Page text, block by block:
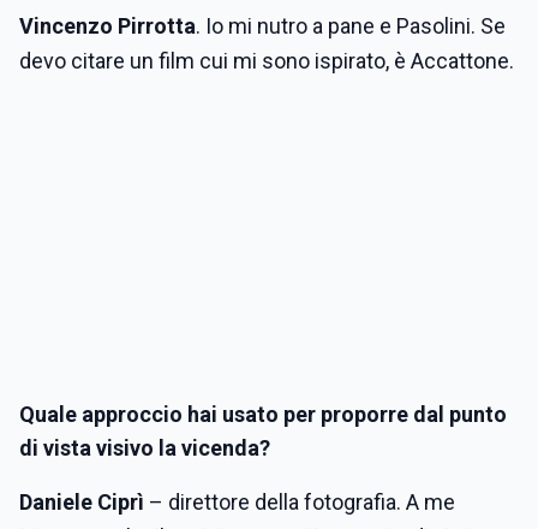
Vincenzo Pirrotta. Io mi nutro a pane e Pasolini. Se
devo citare un film cui mi sono ispirato, è Accattone.
Quale approccio hai usato per proporre dal punto
di vista visivo la vicenda?
Daniele Ciprì – direttore della fotografia. A me